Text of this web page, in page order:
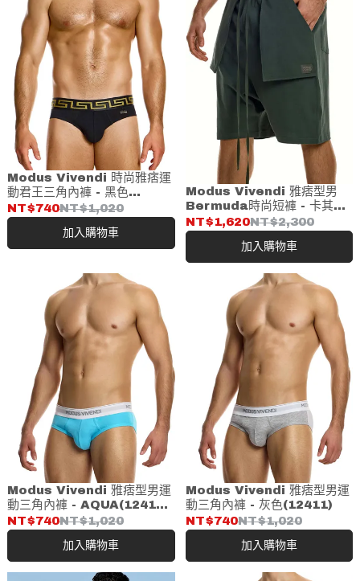
Modus Vivendi 時尚雅痞運
動君王三角內褲 - 黑色
(11613)
NT$740NT$1,020
加入購物車
Modus Vivendi 雅痞型男
Bermuda時尚短褲 - 卡其綠
(17662)
NT$1,620NT$2,300
加入購物車
Modus Vivendi 雅痞型男運
動三角內褲 - AQUA(12411-
1)
NT$740NT$1,020
加入購物車
Modus Vivendi 雅痞型男運
動三角內褲 - 灰色(12411)
NT$740NT$1,020
加入購物車